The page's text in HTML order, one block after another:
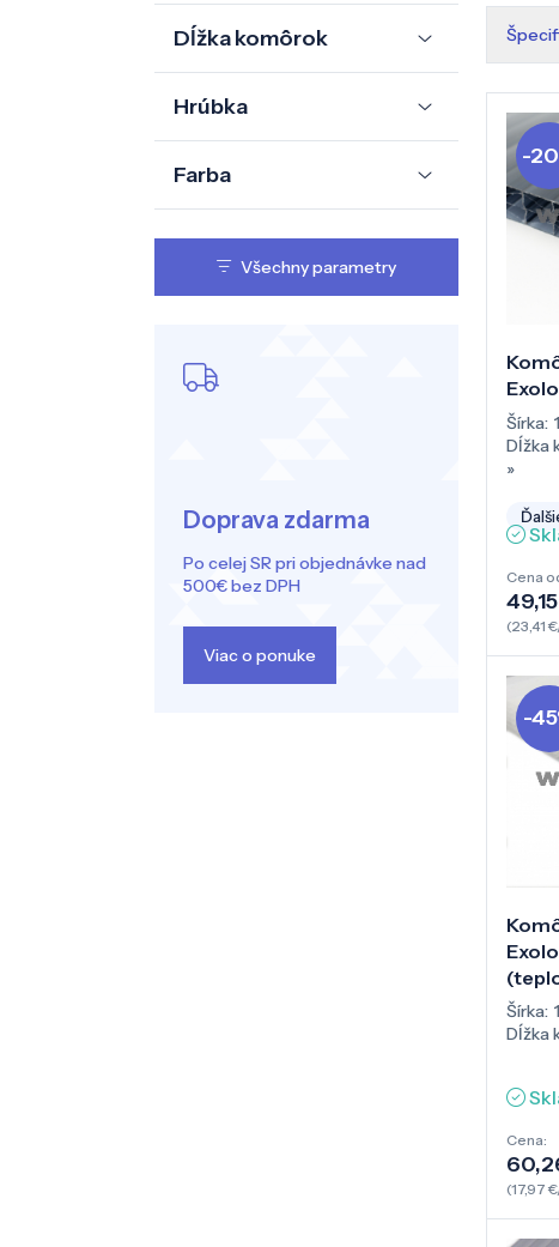
Dĺžka komôrok
Hrúbka
Farba
Všechny parametry
Doprava zdarma
Po celej SR pri objednávke nad
500€ bez DPH
Viac o ponuke
-
Šírka:
Dĺžka
»
Cena
(23,41
-
Šírka:
Dĺžka
Cena:
(17,97